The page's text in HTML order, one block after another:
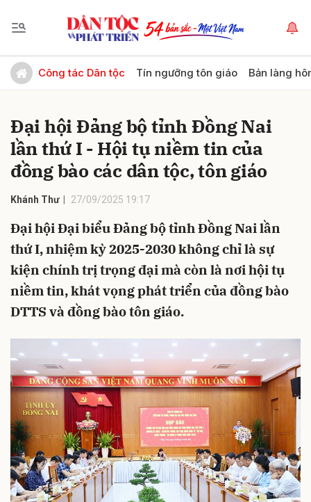
Công tác Dân tộc Tín ngưỡng tôn giáo Bản làng
Đại hội Đảng bộ tỉnh Đồng Nai
lần thứ I - Hội tụ niềm tin của
đồng bào các dân tộc, tôn giáo
Khánh Thư 27/09/2025 19:17
Đại hội Đại biểu Đảng bộ tỉnh Đồng Nai lần
thứ I, nhiệm kỳ 2025-2030 không chỉ là sự
kiện chính trị trọng đại mà còn là nơi hội tụ
niềm tin, khát vọng phát triển của đồng bào
DTTS và đồng bào tôn giáo.
Gửi bình luận